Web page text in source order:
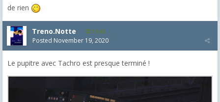
de rien
Treno.Notte 5,543
Posted November 19, 2020
Le pupitre avec Tachro est presque terminé !